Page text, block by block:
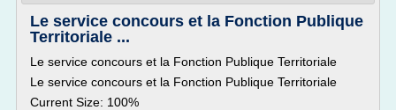
Le service concours et la Fonction Publique
Territoriale ...
Le service concours et la Fonction Publique Territoriale
Le service concours et la Fonction Publique Territoriale
Current Size: 100%